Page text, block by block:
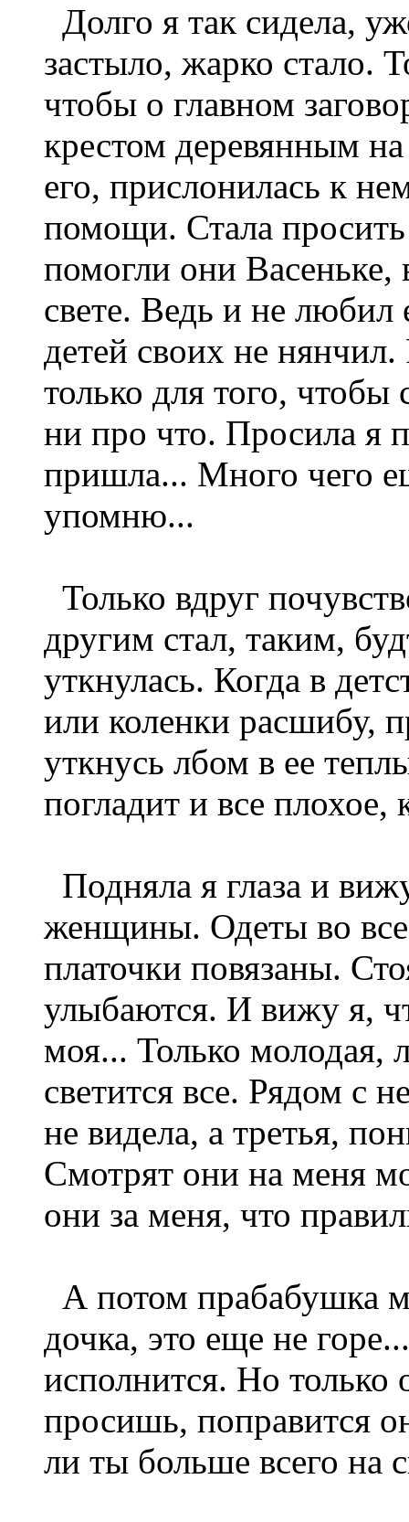
Долго я так сидела,
застыло, жарко стало.
чтобы о главном
крестом деревянным
его, прислонилась к
помощи. Стала
помогли они
свете. Ведь и не
детей своих не
только для того,
ни про что. Просила я
пришла... Много чего
упомню...
Только вдруг
другим стал, таким,
уткнулась. Когда в
или коленки расшибу,
уткнусь лбом в ее
погладит и все плохое,
Подняла я глаза и
женщины. Одеты во все
платочки повязаны.
улыбаются. И вижу я,
моя... Только молодая,
светится все. Рядом с
не видела, а третья,
Смотрят они на меня
они за меня, что
А потом прабабушка
дочка, это еще не
исполнится. Но только
просишь, поправится
ли ты больше всего на